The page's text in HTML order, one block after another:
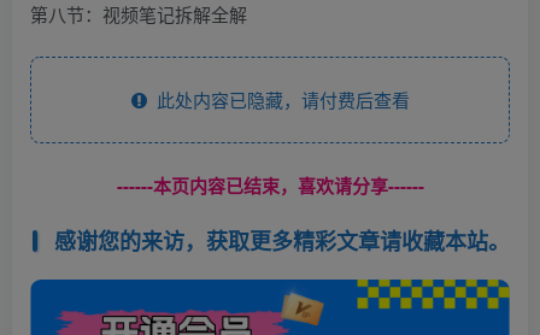
第八节：视频笔记拆解全解
此处内容已隐藏，请付费后查看
------本页内容已结束，喜欢请分享------
感谢您的来访，获取更多精彩文章请收藏本站。